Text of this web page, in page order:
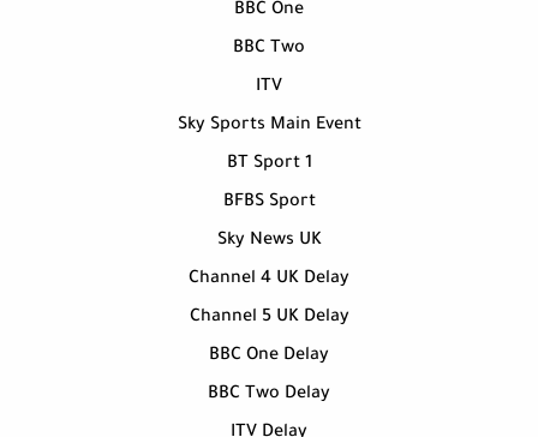
BBC One
BBC Two
ITV
Sky Sports Main Event
BT Sport 1
BFBS Sport
Sky News UK
Channel 4 UK Delay
Channel 5 UK Delay
BBC One Delay
BBC Two Delay